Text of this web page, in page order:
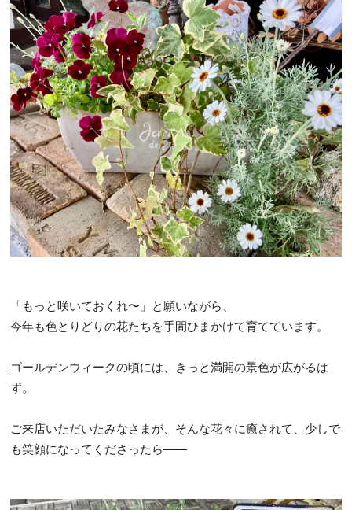
「もっと咲いておくれ〜」と願いながら、
今年も色とりどりの花たちを手間ひまかけて育てています。
ゴールデンウィークの頃には、きっと満開の景色が広がるは
ず。
ご来店いただいたみなさまが、そんな花々に癒されて、少しで
も笑顔になってくださったら——